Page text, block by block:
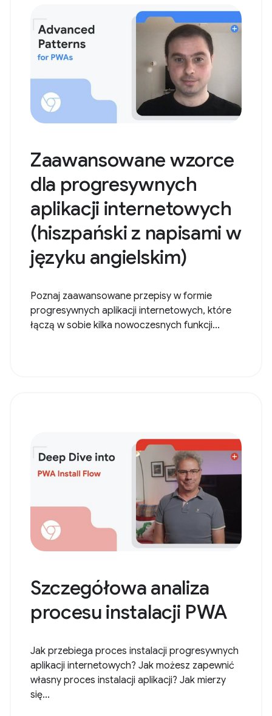
Zaawansowane wzorce
dla progresywnych
aplikacji internetowych
(hiszpański z napisami w
języku angielskim)
Poznaj zaawansowane przepisy w formie
progresywnych aplikacji internetowych, które
łączą w sobie kilka nowoczesnych funkcji...
Szczegółowa analiza
procesu instalacji PWA
Jak przebiega proces instalacji progresywnych
aplikacji internetowych? Jak możesz zapewnić
własny proces instalacji aplikacji? Jak mierzy
się...